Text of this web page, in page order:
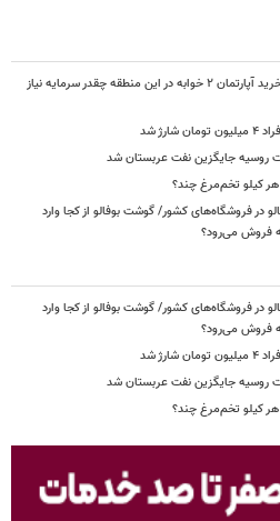
لیست قیمت خرید مسکن در نازی‌آباد/ خرید آپارتمان ۲ خوابه در این منطقه چقدر سرمایه نیاز
شد
روسیه جایگزین نفت عربستان شد
کیلو تخم‌مرغ چند؟
در فروشگاه‌های کشور/ گوشت بوفالو از کجا وارد
فروش می‌رود؟
در فروشگاه‌های کشور/ گوشت بوفالو از کجا وارد
فروش می‌رود؟
شد
روسیه جایگزین نفت عربستان شد
کیلو تخم‌مرغ چند؟